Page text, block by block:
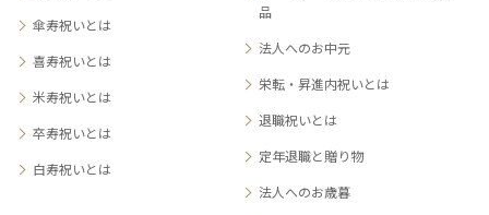
傘寿祝いとは
喜寿祝いとは
米寿祝いとは
卒寿祝いとは
白寿祝いとは
品
法人へのお中元
栄転・昇進内祝いとは
退職祝いとは
定年退職と贈り物
法人へのお歳暮